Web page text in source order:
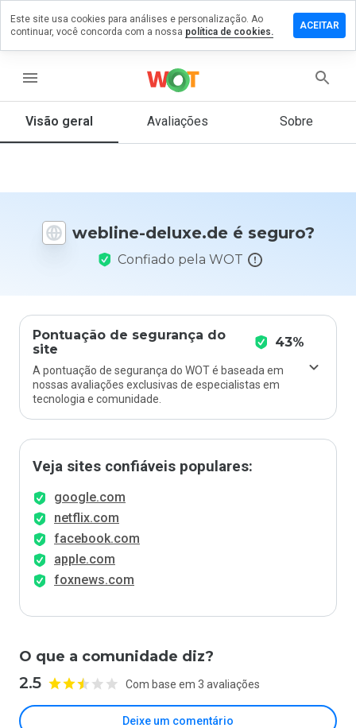
menu
Visão geral Avaliações Sobre
webline-deluxe.de é seguro?
Confiado pela WOT
Pontuação de segurança do
site
43%
A pontuação de segurança do WOT é baseada em
nossas avaliações exclusivas de especialistas em
tecnologia e comunidade.
Veja sites confiáveis populares:
google.com
netflix.com
facebook.com
apple.com
foxnews.com
O que a comunidade diz?
2.5 Com base em 3 avaliações
Deixe um comentário
um
a 5,
Este site usa cookies para análises e personalização. Ao
continuar, você concorda com a nossa política de cookies.
ACEITAR